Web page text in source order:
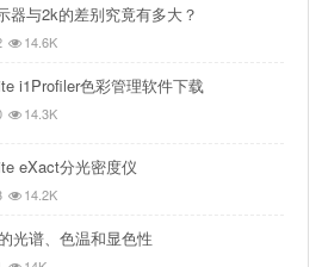
器与2k的差别究竟有多大？
14.6K
i1Profiler色彩管理软件下载
14.3K
eXact分光密度仪
14.2K
光谱、色温和显色性